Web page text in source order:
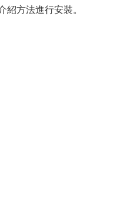
紹方法進行安裝。